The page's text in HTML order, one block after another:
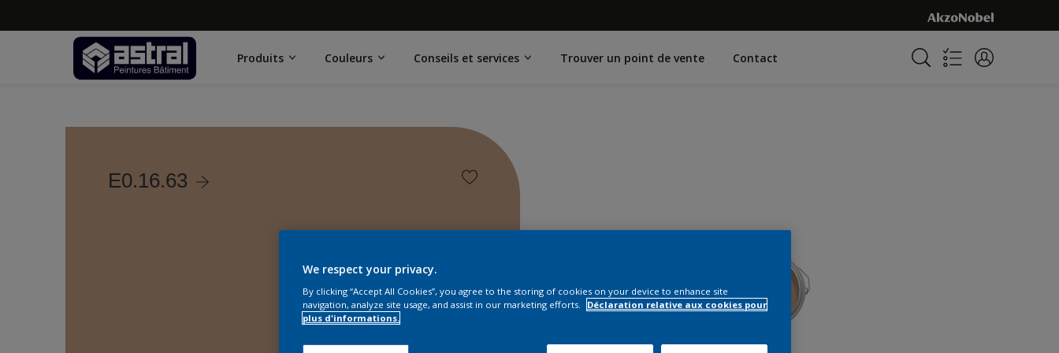
Produits Couleurs Conseils et services Trouver un point de vente Contact
E0.16.63
We respect your privacy.
By clicking “Accept All Cookies”, you agree to the storing of cookies on your device to enhance site
navigation, analyze site usage, and assist in our marketing efforts.
Déclaration relative aux cookies pour
plus d'informations.